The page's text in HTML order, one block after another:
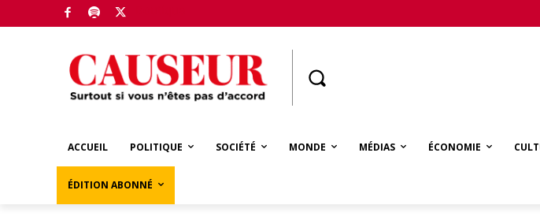
ACCUEIL POLITIQUE SOCIÉTÉ MONDE MÉDIAS ÉCONOMIE
ÉDITION ABONNÉ